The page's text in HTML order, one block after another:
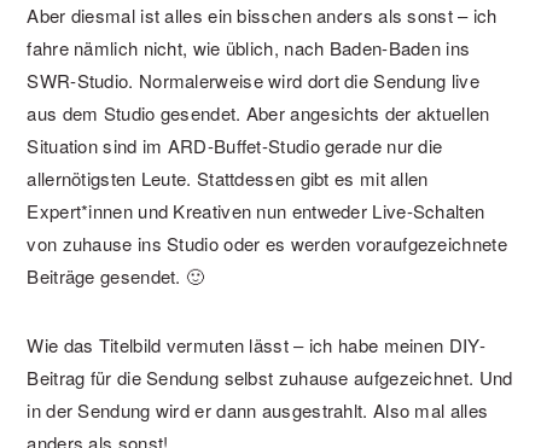
Aber diesmal ist alles ein bisschen anders als sonst – ich
fahre nämlich nicht, wie üblich, nach Baden-Baden ins
SWR-Studio. Normalerweise wird dort die Sendung live
aus dem Studio gesendet. Aber angesichts der aktuellen
Situation sind im ARD-Buffet-Studio gerade nur die
allernötigsten Leute. Stattdessen gibt es mit allen
Expert*innen und Kreativen nun entweder Live-Schalten
von zuhause ins Studio oder es werden voraufgezeichnete
Beiträge gesendet. 🙂
Wie das Titelbild vermuten lässt – ich habe meinen DIY-
Beitrag für die Sendung selbst zuhause aufgezeichnet. Und
in der Sendung wird er dann ausgestrahlt. Also mal alles
anders als sonst!